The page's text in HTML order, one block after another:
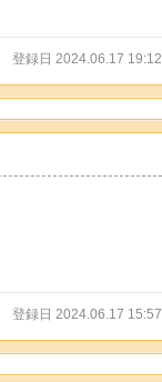
登録日 2024.06.17 19:12
登録日 2024.06.17 15:57